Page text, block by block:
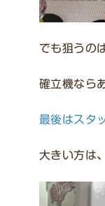
でも狙うの
確立機なら
最後はスタ
大きい方は